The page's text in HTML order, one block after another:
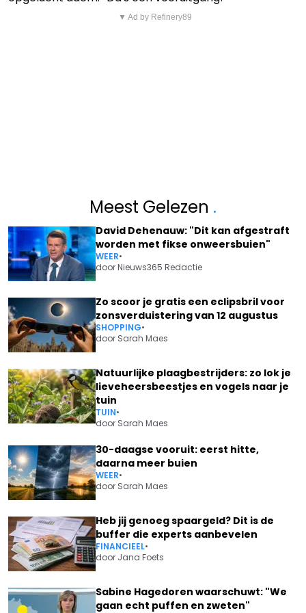
▼ Ad by Refinery89
Meest Gelezen .
David Dehenauw: "Dit kan afgestraft
worden met fikse onweersbuien"
WEER•
doorNieuws365 Redactie
Zo scoor je gratis een eclipsbril voor
zonsverduistering van 12 augustus
SHOPPING•
door Sarah Maes
Natuurlijke plaagbestrijders: zo lok je
lieveheersbeestjes en vogels naar je
tuin
TUIN•
door Sarah Maes
30-daagse vooruit: eerst hitte,
daarna meer buien
WEER•
door Sarah Maes
Heb jij genoeg spaargeld? Dit is de
buffer die experts aanbevelen
FINANCIEEL•
door Jana Foets
Sabine Hagedoren waarschuwt: "We
gaan echt puffen en zweten"